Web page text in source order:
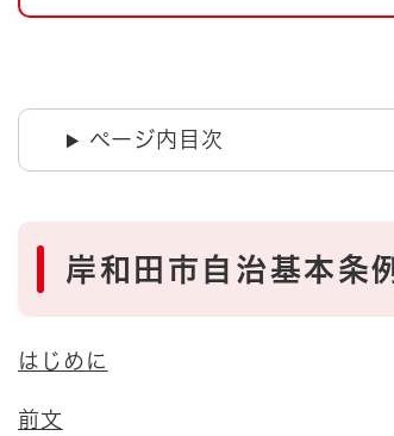
ページ内目次
岸和田市自治基本条
はじめに
前文